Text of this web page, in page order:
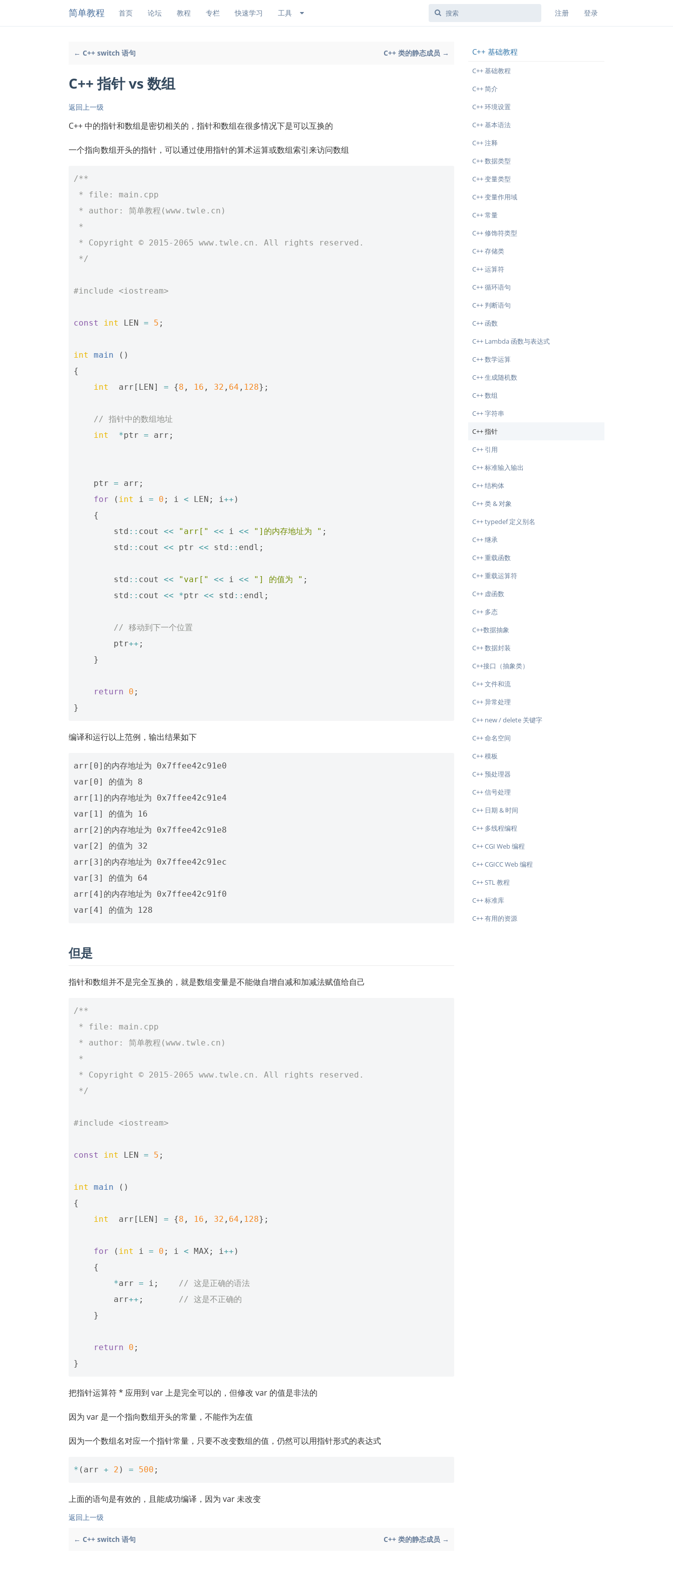
简单教程 首页 论坛 教程 专栏 快速学习 工具 注册 登录
← C++ switch 语句 C++ 类的静态成员 →
C++ 指针 vs 数组
返回上一级
C++ 中的指针和数组是密切相关的，指针和数组在很多情况下是可以互换的
一个指向数组开头的指针，可以通过使用指针的算术运算或数组索引来访问数组
/**
* file: main.cpp
* author: 简单教程(www.twle.cn)
*
* Copyright © 2015-2065 www.twle.cn. All rights reserved.
*/
#include <iostream>
const int LEN = 5 ;
int main
()
{
int
arr [ LEN] = {8 , 16 , 32 , 64 , 128};
// 指针中的数组地址
int
*ptr = arr ;
ptr = arr ;
for
( int i = 0 ; i < LEN ; i ++ )
{
std :: cout << "arr[" << i << "]的内存地址为 " ;
std :: cout << ptr << std :: endl ;
std :: cout << "var[" << i << "] 的值为 " ;
std :: cout << *ptr << std :: endl ;
// 移动到下一个位置
ptr++ ;
}
return 0 ;
}
编译和运行以上范例，输出结果如下
arr[0]的内存地址为 0x7ffee42c91e0
var[0] 的值为 8
arr[1]的内存地址为 0x7ffee42c91e4
var[1] 的值为 16
arr[2]的内存地址为 0x7ffee42c91e8
var[2] 的值为 32
arr[3]的内存地址为 0x7ffee42c91ec
var[3] 的值为 64
arr[4]的内存地址为 0x7ffee42c91f0
但是
指针和数组并不是完全互换的，就是数组变量是不能做自增自减和加减法赋值给自己
/**
* file: main.cpp
* author: 简单教程(www.twle.cn)
*
* Copyright © 2015-2065 www.twle.cn. All rights reserved.
*/
#include <iostream>
const int LEN = 5 ;
int main
()
{
int
arr [ LEN] = {8 , 16 , 32 , 64 , 128};
for ( int i = 0 ; i < MAX ; i ++ )
{
*arr = i ;
// 这是正确的语法
arr++ ;
// 这是不正确的
}
return 0 ;
}
把指针运算符 * 应用到 var 上是完全可以的，但修改 var 的值是非法的
因为 var 是一个指向数组开头的常量，不能作为左值
因为一个数组名对应一个指针常量，只要不改变数组的值，仍然可以用指针形式的表达式
* ( arr + 2 ) = 500 ;
上面的语句是有效的，且能成功编译，因为 var 未改变
返回上一级
← C++ switch 语句 C++ 类的静态成员 →
C++ 基础教程
C++ 基础教程
C++ 简介
C++ 环境设置
C++ 基本语法
C++ 注释
C++ 数据类型
C++ 变量类型
C++ 变量作用域
C++ 常量
C++ 修饰符类型
C++ 存储类
C++ 运算符
C++ 循环语句
C++ 判断语句
C++ 函数
C++ Lambda 函数与表达式
C++ 数学运算
C++ 生成随机数
C++ 数组
C++ 字符串
C++ 指针
C++ 引用
C++ 标准输入输出
C++ 结构体
C++ 类 & 对象
C++ typedef 定义别名
C++ 继承
C++ 重载函数
C++ 重载运算符
C++ 虚函数
C++ 多态
C++数据抽象
C++ 数据封装
C++接口（抽象类）
C++ 文件和流
C++ 异常处理
C++ new / delete 关键字
C++ 命名空间
C++ 模板
C++ 预处理器
C++ 信号处理
C++ 日期 & 时间
C++ 多线程编程
C++ CGI Web 编程
C++ CGICC Web 编程
C++ STL 教程
C++ 标准库
C++ 有用的资源